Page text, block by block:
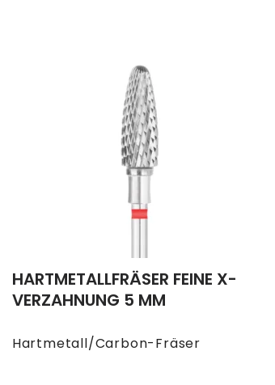
Hartmetall/Carbon-Fräser
HARTMETALLFRÄSER FEINE X-
VERZAHNUNG 5 MM